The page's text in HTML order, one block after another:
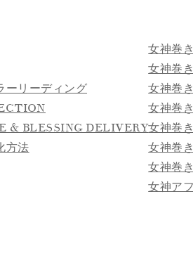
ーリーディング
& BLESSING DELIVERY
方法
女神巻
女神巻
女神巻
女神巻
女神巻
女神巻
女神巻
女神ア